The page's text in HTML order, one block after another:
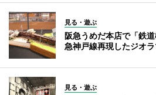
見る・遊ぶ
阪急うめだ本店で「鉄
急神戸線再現したジオ
見る・遊ぶ